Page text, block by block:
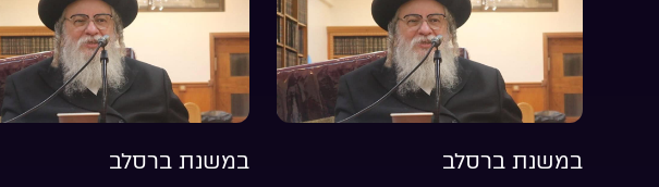
במשנת ברסלב במשנת ברסלב